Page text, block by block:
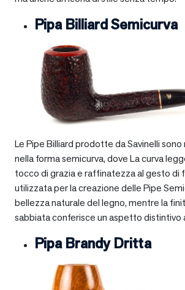
Pipa Billiard Semicurva
Le Pipe Billiard prodotte da Savinelli
nella forma semicurva, dove La curva
tocco di grazia e raffinatezza al gesto di
utilizzata per la creazione delle Pipe
bellezza naturale del legno, mentre la
sabbiata conferisce un aspetto distintivo
Pipa Brandy Dritta